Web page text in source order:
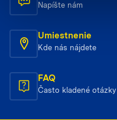
Napíšte nám
Umiestnenie
Kde nás nájdete
FAQ
Často kladené otázky